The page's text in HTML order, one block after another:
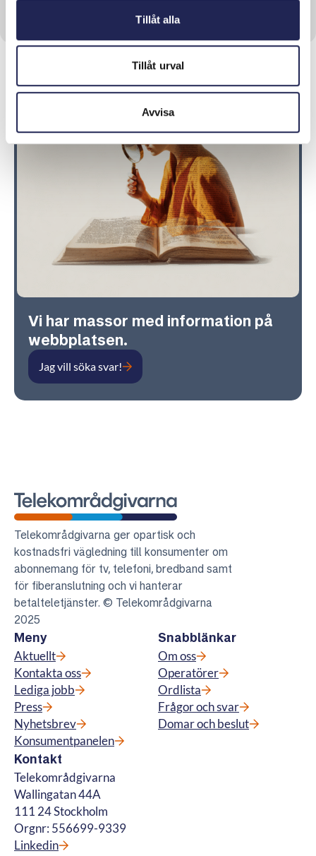
Tillåt alla
Tillåt urval
Avvisa
Vi har massor med information på
webbplatsen.
Jag vill söka svar!
Telekområdgivarna
Telekområdgivarna ger opartisk och
kostnadsfri vägledning till konsumenter om
abonnemang för tv, telefoni, bredband samt
för fiberanslutning och vi hanterar
betalteletjänster. © Telekområdgivarna
2025
Meny
Aktuellt
Kontakta oss
Lediga jobb
Press
Nyhetsbrev
Konsumentpanelen
Snabblänkar
Om oss
Operatörer
Ordlista
Frågor och svar
Domar och beslut
Kontakt
Telekområdgivarna
Wallingatan 44A
111 24 Stockholm
Orgnr: 556699-9339
Linkedin